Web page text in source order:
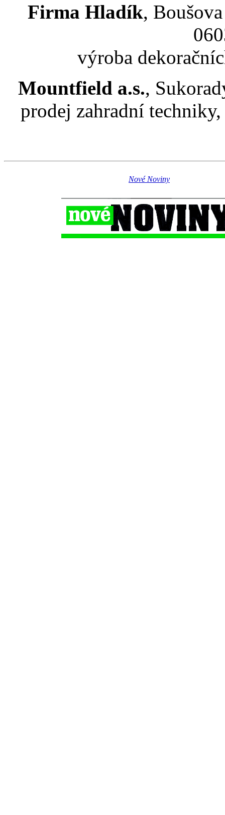
Firma Hladík,
výroba
Mountfield a.s.,
prodej zahradní
Nové Noviny